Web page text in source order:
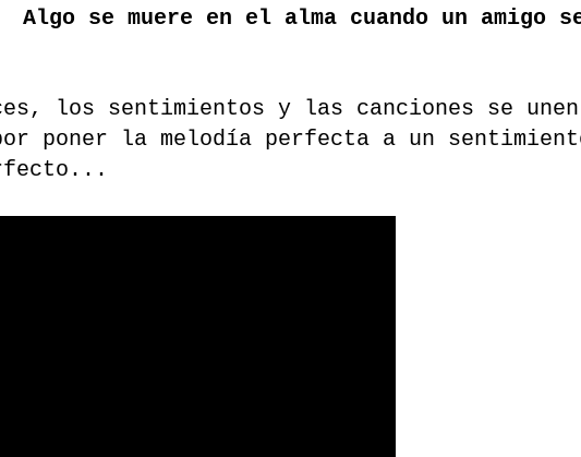
Algo se muere en el alma cuando un amigo
los sentimientos y las canciones se
poner la melodía perfecta a un